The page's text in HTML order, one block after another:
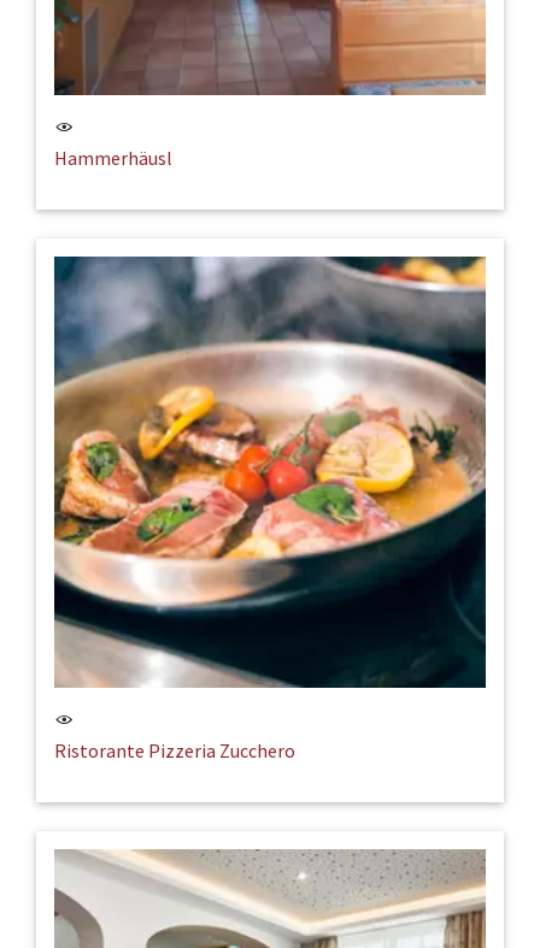
Hammerhäusl
Ristorante Pizzeria Zucchero